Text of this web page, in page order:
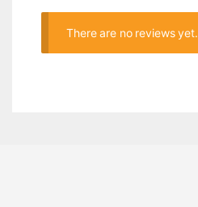
There are no reviews yet.